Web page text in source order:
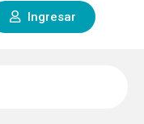
Ingresar